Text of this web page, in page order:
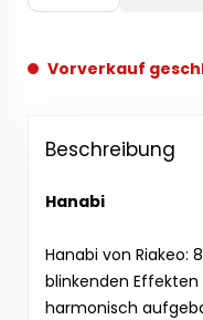
Vorverkauf
Beschreibung
Hanabi
Hanabi von Riakeo:
blinkenden Effekten
harmonisch